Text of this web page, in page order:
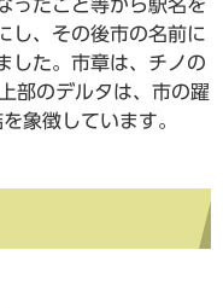
ったこと等から駅名を
し、その後市の名前に
した。市章は、チノの
部のデルタは、市の躍
象徴しています。